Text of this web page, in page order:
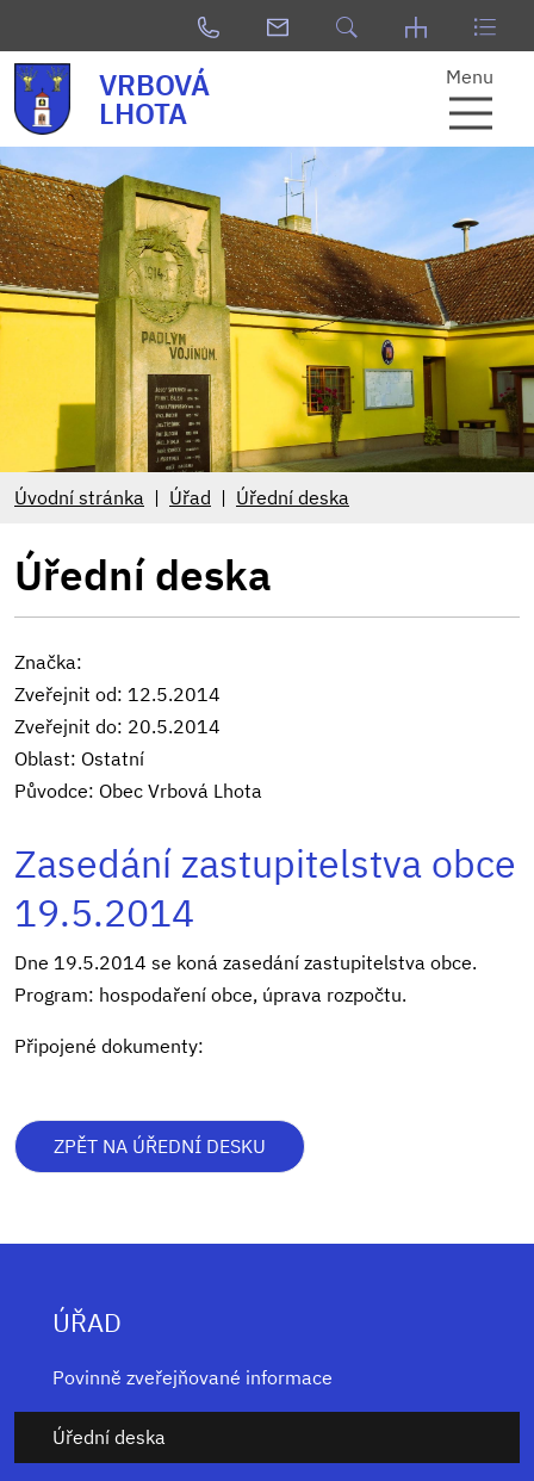
VRBOVÁ
LHOTA
Menu
Úvodní stránka Úřad Úřední deska
Úřední deska
Značka:
Zveřejnit od: 12.5.2014
Zveřejnit do: 20.5.2014
Oblast: Ostatní
Původce: Obec Vrbová Lhota
Zasedání zastupitelstva obce
19.5.2014
Dne 19.5.2014 se koná zasedání zastupitelstva obce.
Program: hospodaření obce, úprava rozpočtu.
Připojené dokumenty:
ZPĚT NA ÚŘEDNÍ DESKU
ÚŘAD
Povinně zveřejňované informace
Úřední deska